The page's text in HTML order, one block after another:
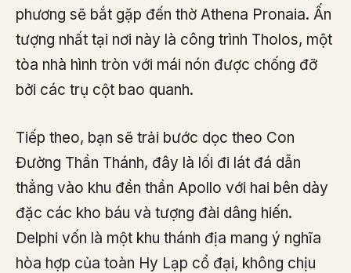
phương sẽ bắt gặp đến thờ Athena Pronaia. Ấn
tượng nhất tại nơi này là công trình Tholos, một
tòa nhà hình tròn với mái nón được chống đỡ
bởi các trụ cột bao quanh.
Tiếp theo, bạn sẽ trải bước dọc theo Con
Đường Thần Thánh, đây là lối đi lát đá dẫn
thẳng vào khu đền thần Apollo với hai bên dày
đặc các kho báu và tượng đài dâng hiến.
Delphi vốn là một khu thánh địa mang ý nghĩa
hòa hợp của toàn Hy Lạp cổ đại, không chịu